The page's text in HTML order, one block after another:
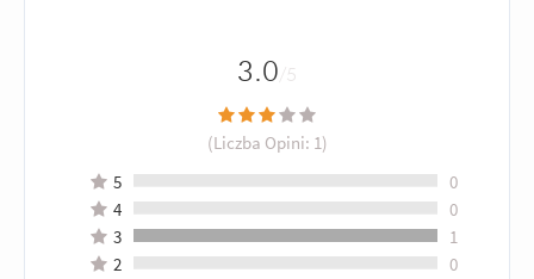
3.0 /5
(Liczba Opini: 1)
5
0
4
0
3
1
2
0